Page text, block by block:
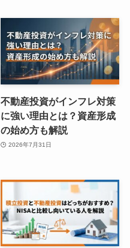
不動産投資がインフレ対策
に強い理由とは？資産形成
の始め方も解説
2026年7月31日